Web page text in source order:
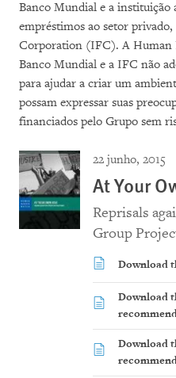
Banco Mundial e a instituição
empréstimos ao setor
Corporation (IFC). A Human
Banco Mundial e a IFC não
para ajudar a criar um
possam expressar suas
financiados pelo Grupo sem
22 junho, 2015
At Your
Reprisals
Group
Download
Download
Download